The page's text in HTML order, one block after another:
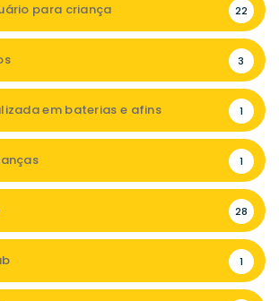
para criança 22
3
em baterias e afins 1
1
28
1